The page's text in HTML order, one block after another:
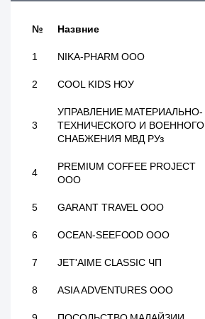
№ Назвние
1 NIKA-PHARM ООО
2 COOL KIDS НОУ
3
УПРАВЛЕНИЕ МАТЕРИАЛЬНО-
ТЕХНИЧЕСКОГО И ВОЕННОГО
СНАБЖЕНИЯ МВД РУз
4
PREMIUM COFFEE PROJECT
ООО
5 GARANT TRAVEL ООО
6 OCEAN-SEEFOOD ООО
7 JET'AIME CLASSIC ЧП
8 ASIA ADVENTURES ООО